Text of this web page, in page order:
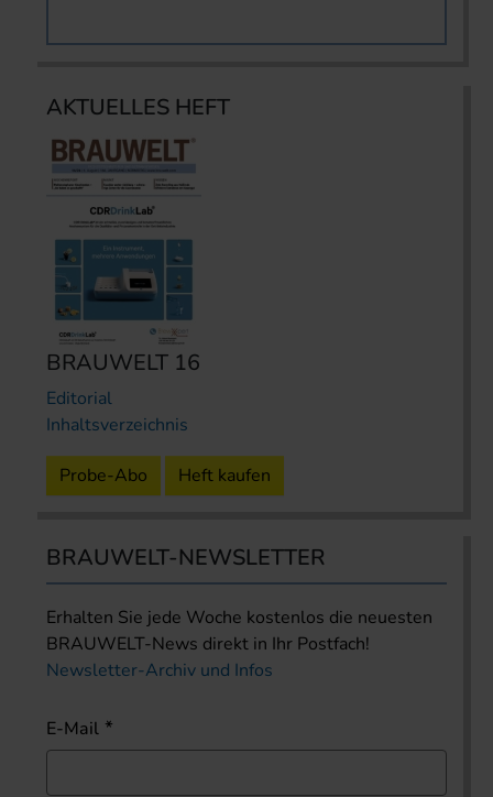
AKTUELLES HEFT
BRAUWELT 16
Editorial
Inhaltsverzeichnis
Probe-Abo Heft kaufen
BRAUWELT-NEWSLETTER
Erhalten Sie jede Woche kostenlos die neuesten
BRAUWELT-News direkt in Ihr Postfach!
Newsletter-Archiv und Infos
E-Mail